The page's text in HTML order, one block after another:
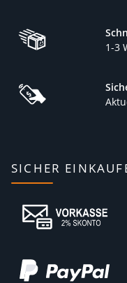
1-3
SICHER